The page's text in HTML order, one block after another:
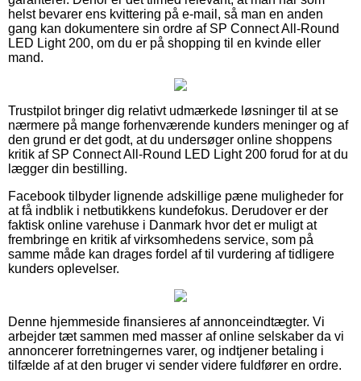
helst bevarer ens kvittering på e-mail, så man en anden
gang kan dokumentere sin ordre af SP Connect All-Round
LED Light 200, om du er på shopping til en kvinde eller
mand.
Trustpilot bringer dig relativt udmærkede løsninger til at se
nærmere på mange forhenværende kunders meninger og af
den grund er det godt, at du undersøger online shoppens
kritik af SP Connect All-Round LED Light 200 forud for at du
lægger din bestilling.
Facebook tilbyder lignende adskillige pæne muligheder for
at få indblik i netbutikkens kundefokus. Derudover er der
faktisk online varehuse i Danmark hvor det er muligt at
frembringe en kritik af virksomhedens service, som på
samme måde kan drages fordel af til vurdering af tidligere
kunders oplevelser.
Denne hjemmeside finansieres af annonceindtægter. Vi
arbejder tæt sammen med masser af online selskaber da vi
annoncerer forretningernes varer, og indtjener betaling i
tilfælde af at den bruger vi sender videre fuldfører en ordre.